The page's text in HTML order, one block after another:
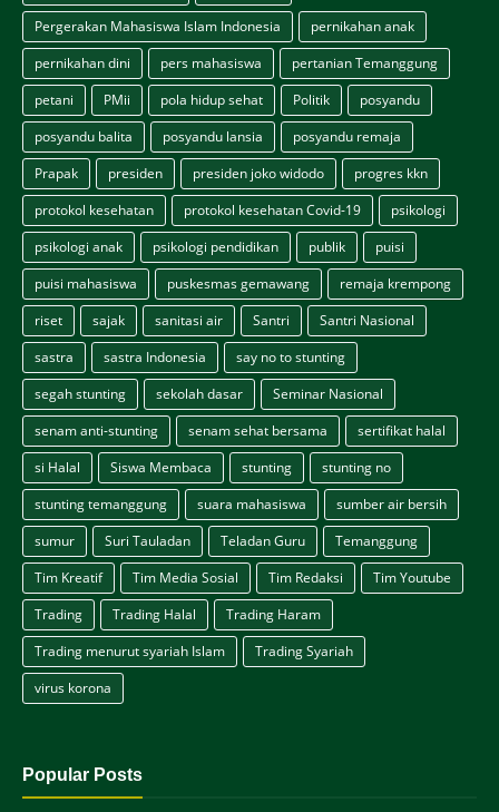
Pergerakan Mahasiswa Islam Indonesia
pernikahan anak
pernikahan dini
pers mahasiswa
pertanian Temanggung
petani
PMii pola hidup sehat Politik
posyandu
posyandu balita
posyandu lansia
posyandu remaja
Prapak
presiden presiden joko widodo
progres kkn
protokol kesehatan
protokol kesehatan Covid-19
psikologi
psikologi anak
psikologi pendidikan publik
puisi
puisi mahasiswa
puskesmas gemawang
remaja krempong
riset
sajak sanitasi air Santri
Santri Nasional
sastra
sastra Indonesia
say no to stunting
segah stunting
sekolah dasar
Seminar Nasional
senam anti-stunting
senam sehat bersama
sertifikat halal
si Halal
Siswa Membaca stunting
stunting no
stunting temanggung
suara mahasiswa
sumber air bersih
sumur
Suri Tauladan Teladan Guru
Temanggung
Tim Kreatif
Tim Media Sosial Tim Redaksi
Tim Youtube
Trading
Trading Halal
Trading Haram
Trading menurut syariah Islam
Trading Syariah
virus korona
Popular Posts